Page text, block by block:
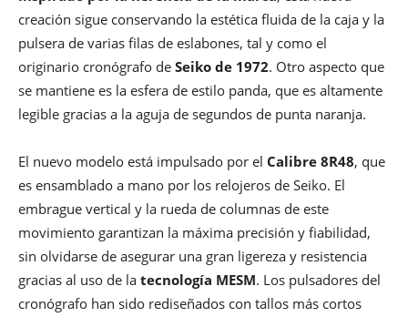
creación sigue conservando la estética fluida de la caja y la
pulsera de varias filas de eslabones, tal y como el
originario cronógrafo de Seiko de 1972. Otro aspecto que
se mantiene es la esfera de estilo panda, que es altamente
legible gracias a la aguja de segundos de punta naranja.
El nuevo modelo está impulsado por el Calibre 8R48, que
es ensamblado a mano por los relojeros de Seiko. El
embrague vertical y la rueda de columnas de este
movimiento garantizan la máxima precisión y fiabilidad,
sin olvidarse de asegurar una gran ligereza y resistencia
gracias al uso de la tecnología MESM. Los pulsadores del
cronógrafo han sido rediseñados con tallos más cortos